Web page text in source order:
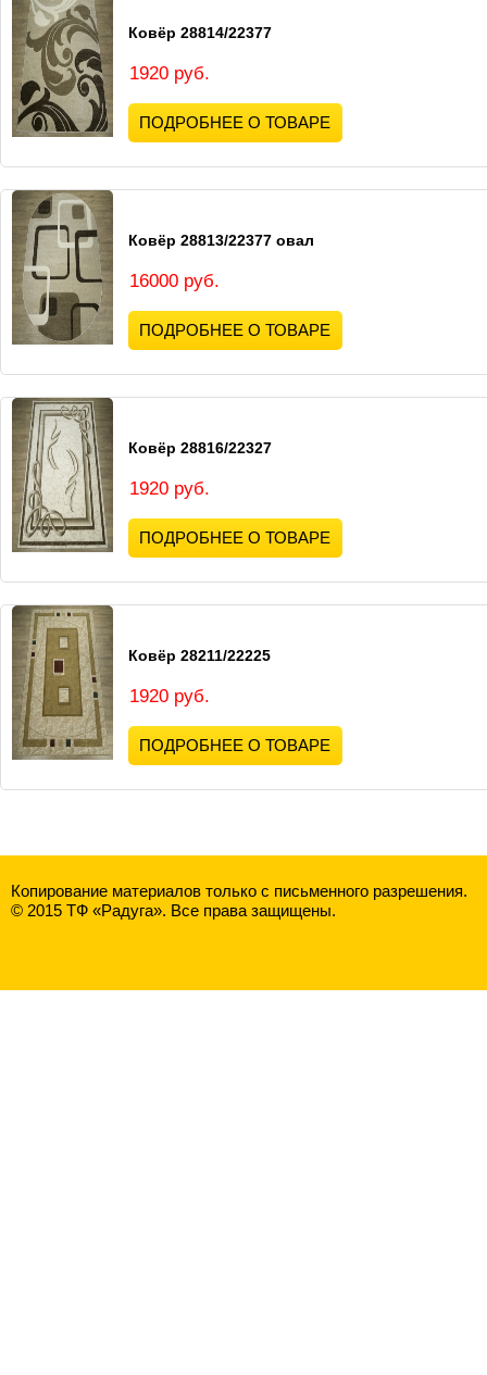
Ковёр 28814/22377
1920 руб.
ПОДРОБНЕЕ О ТОВАРЕ
Ковёр 28813/22377 овал
16000 руб.
ПОДРОБНЕЕ О ТОВАРЕ
Ковёр 28816/22327
1920 руб.
ПОДРОБНЕЕ О ТОВАРЕ
Ковёр 28211/22225
1920 руб.
ПОДРОБНЕЕ О ТОВАРЕ
Копирование материалов только с письменного разрешения.
© 2015 ТФ «Радуга». Все права защищены.